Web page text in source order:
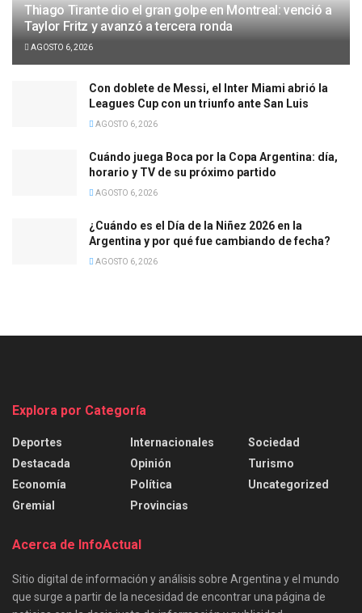
Thiago Tirante dio el gran golpe en Montreal: venció a
Taylor Fritz y avanzó a tercera ronda
AGOSTO 6, 2026
Con doblete de Messi, el Inter Miami abrió la
Leagues Cup con un triunfo ante San Luis
AGOSTO 6, 2026
Cuándo juega Boca por la Copa Argentina: día,
horario y TV de su próximo partido
AGOSTO 6, 2026
¿Cuándo es el Día de la Niñez 2026 en la
Argentina y por qué fue cambiando de fecha?
AGOSTO 6, 2026
Explora por Categoría
Deportes
Destacada
Economía
Gremial
Internacionales
Opinión
Política
Provincias
Sociedad
Turismo
Uncategorized
Acerca de InfoActual
Sitio digital de información y análisis sobre Argentina y el mundo
que surge a partir de la necesidad de encontrar una página de